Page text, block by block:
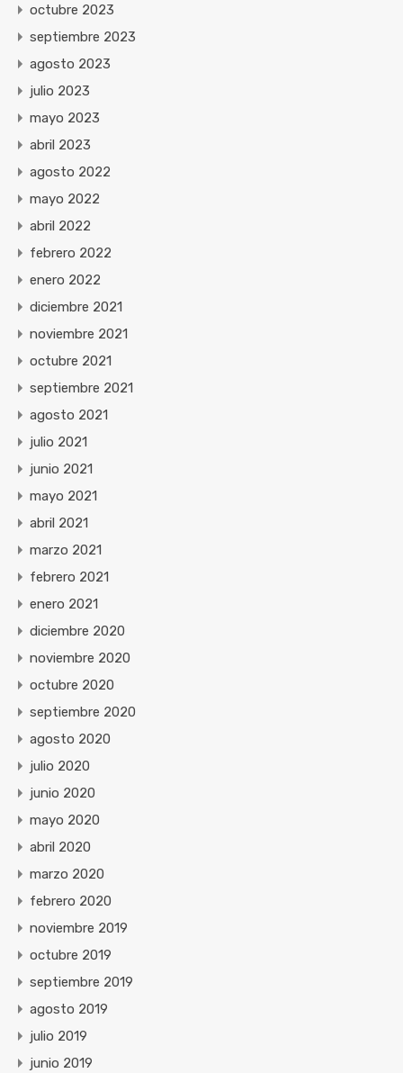
octubre 2023
septiembre 2023
agosto 2023
julio 2023
mayo 2023
abril 2023
agosto 2022
mayo 2022
abril 2022
febrero 2022
enero 2022
diciembre 2021
noviembre 2021
octubre 2021
septiembre 2021
agosto 2021
julio 2021
junio 2021
mayo 2021
abril 2021
marzo 2021
febrero 2021
enero 2021
diciembre 2020
noviembre 2020
octubre 2020
septiembre 2020
agosto 2020
julio 2020
junio 2020
mayo 2020
abril 2020
marzo 2020
febrero 2020
noviembre 2019
octubre 2019
septiembre 2019
agosto 2019
julio 2019
junio 2019